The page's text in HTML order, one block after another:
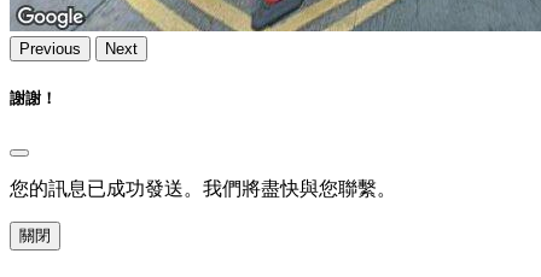
Previous Next
謝謝！
您的訊息已成功發送。我們將盡快與您聯繫。
關閉